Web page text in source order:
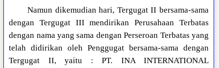
Namun dikemudian hari, Tergugat II bersama-sama
dengan Tergugat III mendirikan Perusahaan Terbatas
dengan nama yang sama dengan Perseroan Terbatas yang
telah didirikan oleh Penggugat bersama-sama dengan
Tergugat II, yaitu : PT. INA INTERNATIONAL